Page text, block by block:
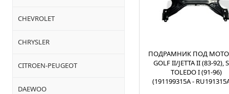
CHEVROLET
CHRYSLER
CITROEN-PEUGEOT
DAEWOO
ПОДРАМНИК ПОД
GOLF II/JETTA II (83-92),
TOLEDO I (91-96)
(191199315A -